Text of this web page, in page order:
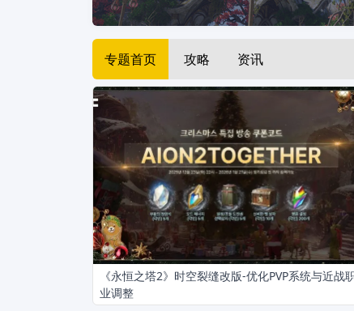
专题首页 攻略 资讯
《永恒之塔2》时空裂缝改版-优化PVP系统与近战
业调整